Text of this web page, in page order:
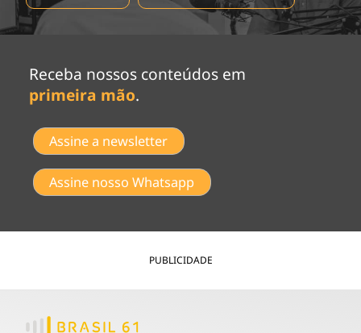
Receba nossos conteúdos em
primeira mão.
Assine a newsletter
Assine nosso Whatsapp
PUBLICIDADE